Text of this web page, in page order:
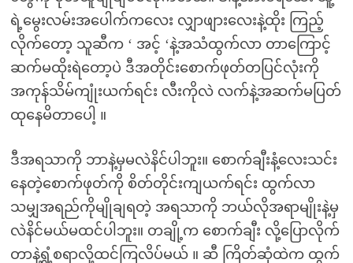
ရဲ့မွေးလမ်းအပေါက်ကလေး လျှာဖျားလေးနဲ့ထိုး ကြည့်
လိုက်တော့ သူဆီက ‘ အင့် ‘နဲ့အသံထွက်လာ တာကြောင့်
ဆက်မထိုးရဲတော့ပဲ ဒီအတိုင်းစောက်ဖုတ်တပြင်လုံးကို
အကုန်သိမ်ကျုံးယက်ရင်း လီးကိုလဲ လက်နဲ့အဆက်မပြတ်
ထုနေမိတာပေါ့ ။
ဒီအရသာကို ဘာနဲ့မှမလဲနိင်ပါဘူး။ စောက်ချီးနံ့လေးသင်း
နေတဲ့စောက်ဖုတ်ကို စိတ်တိုင်းကျယက်ရင်း ထွက်လာ
သမျှအရည်ကိုမျိုချရတဲ့ အရသာကို ဘယ်လိုအရာမျိုးနဲ့မှ
လဲနိင်မယ်မထင်ပါဘူး။ တချို့က စောက်ချီး လို့ပြောလိုက်
တာနဲ့ရွံ့စရာလို့ထင်ကြလိပ်မယ် ။ ဆီ ကြိတ်ဆုံထဲက ထွက်